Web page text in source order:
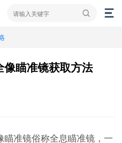
像瞄准镜获取方法
准镜俗称全息瞄准镜，一